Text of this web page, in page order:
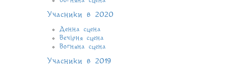
Учасники в 2020
Денна сцена
Вечірня сцена
Вогняна сцена
Учасники в 2019